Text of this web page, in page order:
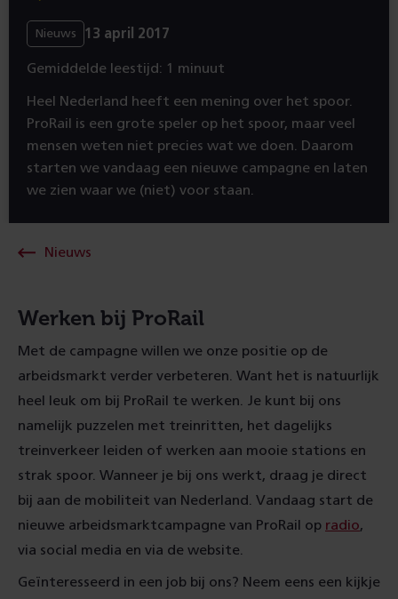
Nieuws 13 april 2017
Gemiddelde leestijd: 1 minuut
Heel Nederland heeft een mening over het spoor.
ProRail is een grote speler op het spoor, maar veel
mensen weten niet precies wat we doen. Daarom
starten we vandaag een nieuwe campagne en laten
we zien waar we (niet) voor staan.
Nieuws
Werken bij ProRail
Met de campagne willen we onze positie op de
arbeidsmarkt verder verbeteren. Want het is natuurlijk
heel leuk om bij ProRail te werken. Je kunt bij ons
namelijk puzzelen met treinritten, het dagelijks
treinverkeer leiden of werken aan mooie stations en
strak spoor. Wanneer je bij ons werkt, draag je direct
bij aan de mobiliteit van Nederland. Vandaag start de
nieuwe arbeidsmarktcampagne van ProRail op radio,
via social media en via de website.
Geïnteresseerd in een job bij ons? Neem eens een kijkje